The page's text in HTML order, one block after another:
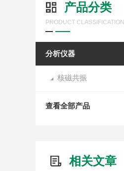
产品分类
PRODUCT CLASSIFICATION
分析仪器
核磁共振
查看全部产品
相关文章